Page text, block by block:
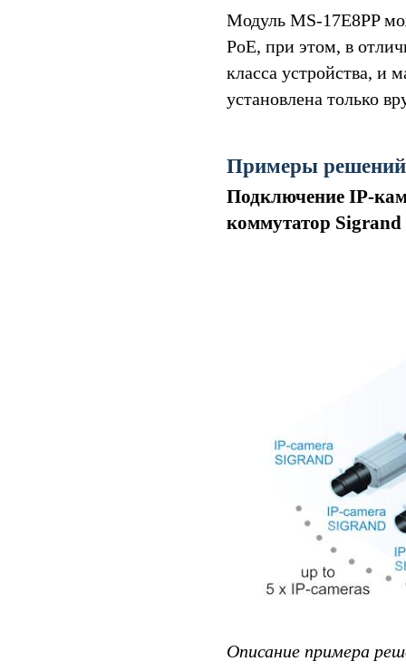
Модуль MS-17E8PP
PoE, при этом, в
класса устройства, и
установлена только
Примеры решений
Подключение IP-
коммутатор Sigrand
Описание примера